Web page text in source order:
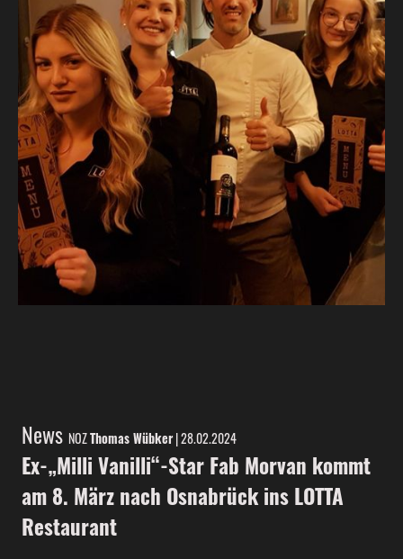
News NOZThomas Wübker| 28.02.2024
Ex-„Milli Vanilli“-Star Fab Morvan kommt
am 8. März nach Osnabrück ins LOTTA
Restaurant